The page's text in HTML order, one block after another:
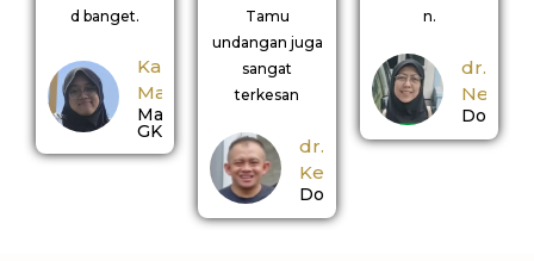
d banget.
Kak
Manda
Mahasiswi
GKS
Tamu
undangan juga
sangat
terkesan
dr.
Kemal
Dokter
n.
dr.
Nerina
Dokter